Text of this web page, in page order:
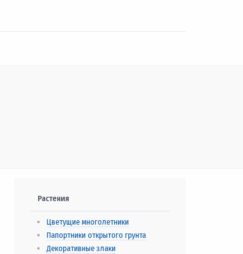
Растения
Цветущие многолетники
Папортники открытого грунта
Декоративные злаки